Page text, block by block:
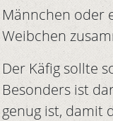
Männchen oder
Weibchen
Der Käfig sollte
Besonders ist
genug ist, damit